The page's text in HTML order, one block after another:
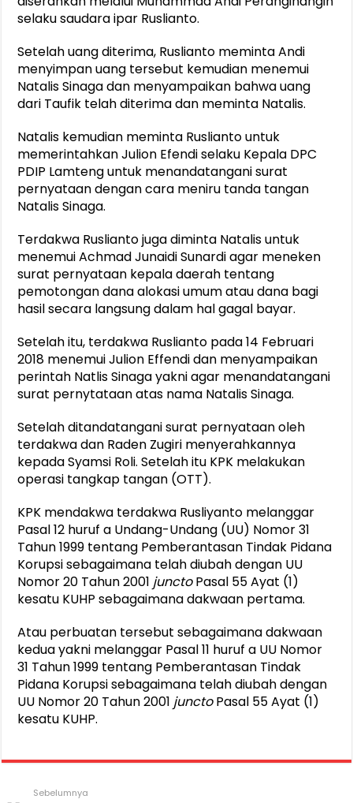
selaku saudara ipar Ruslianto.
Setelah uang diterima, Ruslianto meminta Andi
menyimpan uang tersebut kemudian menemui
Natalis Sinaga dan menyampaikan bahwa uang
dari Taufik telah diterima dan meminta Natalis.
Natalis kemudian meminta Ruslianto untuk
memerintahkan Julion Efendi selaku Kepala DPC
PDIP Lamteng untuk menandatangani surat
pernyataan dengan cara meniru tanda tangan
Natalis Sinaga.
Terdakwa Ruslianto juga diminta Natalis untuk
menemui Achmad Junaidi Sunardi agar meneken
surat pernyataan kepala daerah tentang
pemotongan dana alokasi umum atau dana bagi
hasil secara langsung dalam hal gagal bayar.
Setelah itu, terdakwa Ruslianto pada 14 Februari
2018 menemui Julion Effendi dan menyampaikan
perintah Natlis Sinaga yakni agar menandatangani
surat pernytataan atas nama Natalis Sinaga.
Setelah ditandatangani surat pernyataan oleh
terdakwa dan Raden Zugiri menyerahkannya
kepada Syamsi Roli. Setelah itu KPK melakukan
operasi tangkap tangan (OTT).
KPK mendakwa terdakwa Rusliyanto melanggar
Pasal 12 huruf a Undang-Undang (UU) Nomor 31
Tahun 1999 tentang Pemberantasan Tindak Pidana
Korupsi sebagaimana telah diubah dengan UU
Nomor 20 Tahun 2001 junctoPasal 55 Ayat (1)
kesatu KUHP sebagaimana dakwaan pertama.
Atau perbuatan tersebut sebagaimana dakwaan
kedua yakni melanggar Pasal 11 huruf a UU Nomor
31 Tahun 1999 tentang Pemberantasan Tindak
Pidana Korupsi sebagaimana telah diubah dengan
UU Nomor 20 Tahun 2001 junctoPasal 55 Ayat (1)
kesatu KUHP.
Sebelumnya